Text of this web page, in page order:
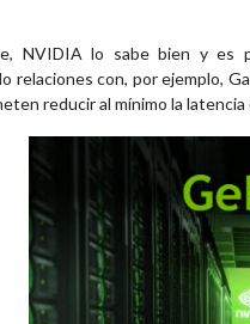
NVIDIA lo sabe bien y es
relaciones con, por ejemplo,
reducir al mínimo la